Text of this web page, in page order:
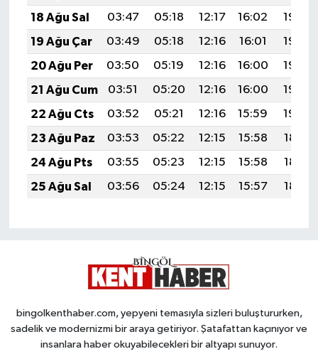
18 Ağu Sal
03:47 05:18 12:17 16:02
19:06
19 Ağu Çar
03:49 05:18 12:16 16:01
19:04
20 Ağu Per
03:50 05:19 12:16 16:00
19:03
21 Ağu Cum
03:51 05:20 12:16 16:00
19:02
22 Ağu Cts
03:52 05:21 12:16 15:59
19:00
23 Ağu Paz
03:53 05:22 12:15 15:58
18:59
24 Ağu Pts
03:55 05:23 12:15 15:58
18:57
25 Ağu Sal
03:56 05:24 12:15 15:57 18:56
bingolkenthaber.com, yepyeni temasıyla sizleri buluştururken,
sadelik ve modernizmi bir araya getiriyor. Şatafattan kaçınıyor ve
insanlara haber okuyabilecekleri bir altyapı sunuyor.